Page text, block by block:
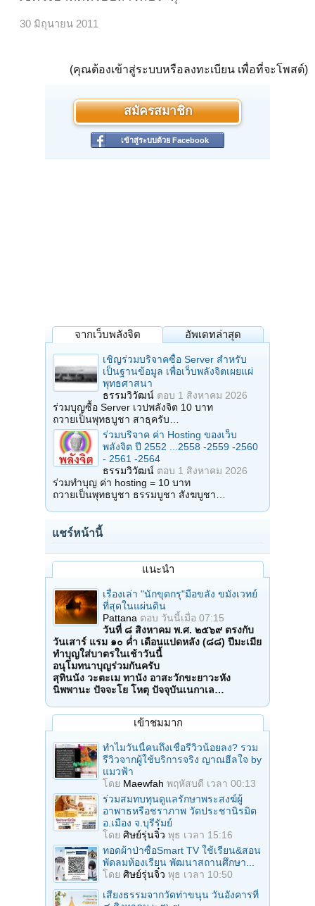
30 มิถุนายน 2011
(คุณต้องเข้าสู่ระบบหรือลงทะเบียน เพื่อที่จะโพสต์)
สมัครสมาชิก
เข้าสู่ระบบด้วย Facebook
จากเว็บพลังจิต อัพเดทล่าสุด
เชิญร่วมบริจาคซื้อ Server สำหรับ
เป็นฐานข้อมูล เพื่อเว็บพลังจิตเผยแผ่
พุทธศาสนา
ธรรมวิวัฒน์ ตอบ 1 สิงหาคม 2026
ร่วมบุญซื้อ Server เวปพลังจิต 10 บาท
ถวายเป็นพุทธบูชา สาธุครับ…
ร่วมบริจาค ค่า Hosting ของเว็บ
พลังจิต ปี 2552 ...2558 -2559 -2560
- 2561 -2564
ธรรมวิวัฒน์ ตอบ 1 สิงหาคม 2026
ร่วมทำบุญ ค่า hosting = 10 บาท
ถวายเป็นพุทธบูชา ธรรมบูชา สังฆบูชา…
แชร์หน้านี้
แนะนำ
เรื่องเล่า "นักขุดกรุ"มือขลัง ขมังเวทย์
ที่สุดในแผ่นดิน
Pattana ตอบ วันนี้เมื่อ 07:15
วันที่ ๘ สิงหาคม พ.ศ. ๒๕๖๙ ตรงกับ
วันเสาร์ แรม ๑๐ ค่ำ เดือนแปดหลัง (๘๘) ปีมะเมีย
ทำบุญใส่บาตรในเช้าวันนี้
อนุโมทนาบุญร่วมกันครับ
สุทินนัง วะตะเม ทานัง อาสะวักขะยาวะหัง
นิพพานะ ปัจจะโย โหตุ ปัจจุบันเนกาเล…
เข้าชมมาก
ทำไมวันนี้คนถึงเชื่อรีวิวน้อยลง? รวม
รีวิวจากผู้ใช้บริการจริง ญาณฮีลใจ by
แมวฟ้า
โดย Maewfah พฤหัสบดี เวลา 00:13
ร่วมสมทบทุนดูแลรักษาพระสงฆ์ผู้
อาพาธหรือชราภาพ วัดประชานิรมิต
อ.เมือง จ.บุรีรัมย์
โดย ศิษย์รุ่นจิ๋ว พุธ เวลา 15:16
ทอดผ้าป่าซื้อSmart TV ใช้เรียน&สอน
พัดลมห้องเรียน พัฒนาสถานศึกษา...
โดย ศิษย์รุ่นจิ๋ว พุธ เวลา 10:50
เสียงธรรมจากวัดท่าขนุน วันอังคารที่